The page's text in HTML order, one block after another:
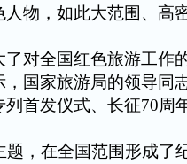
物，如此大范围、高
全国红色旅游工作的
国家旅游局的领导同
首发仪式、长征70周
题，在全国范围形成了